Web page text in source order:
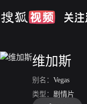
维加斯
别名： Vegas
类型： 剧情片